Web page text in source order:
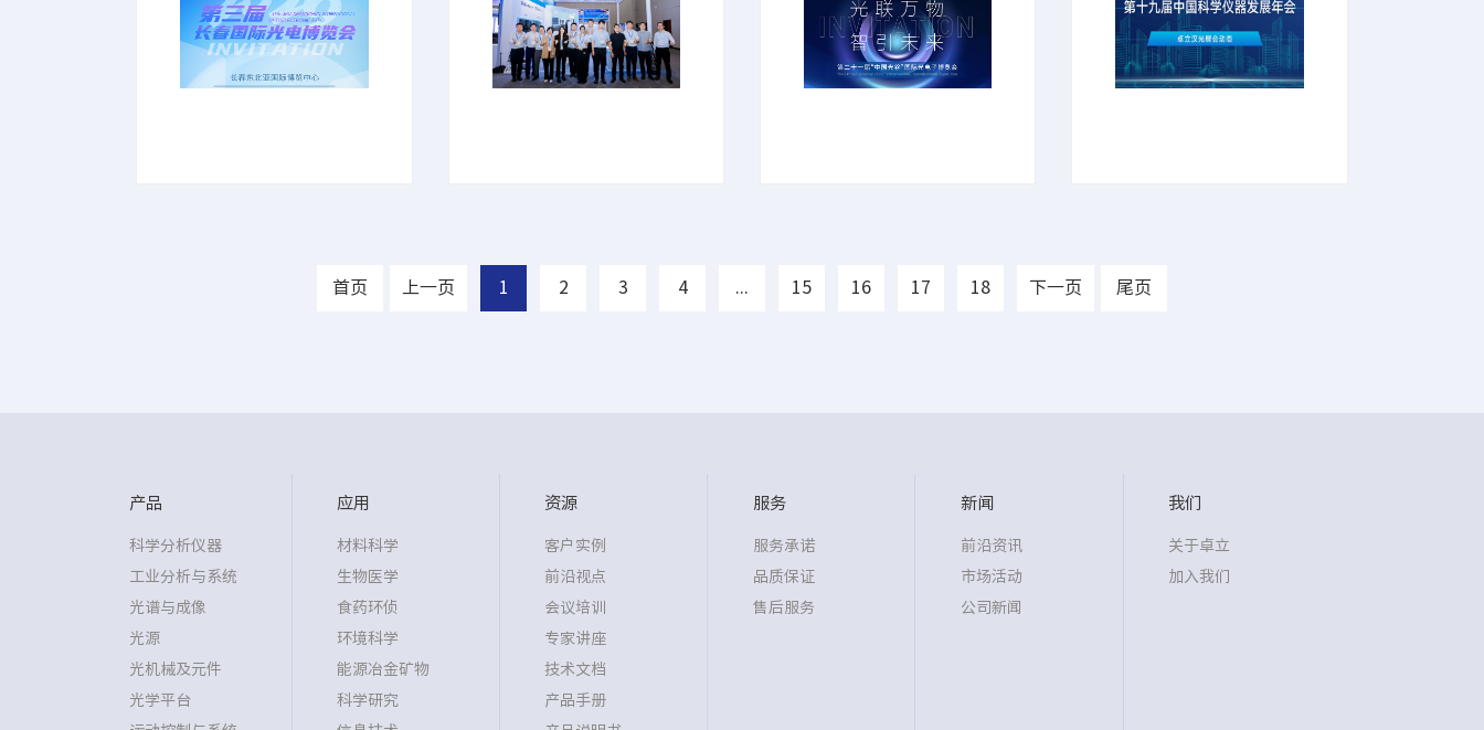
览会‌（2026长春光博
会）。本次展会，卓立汉光
携全系列核心产品参展，涵
盖光谱分析仪器、光谱与成
汉光博会）圆满落幕。本届
展会上，卓立汉光携多个系
列自研光电产品与解决方案
亮相，从精密光机到光谱成
谷” 国际光电子博览会
（武汉光博会）。本次展
会，我们携全系核心产品重
磅参展，涵盖光谱分析仪
学仪器发展年会 (ACCSI
2026) 将在北京朗丽兹西山
花园酒店盛大召开。卓立汉
光作为光谱分析仪器领域的
首页 上一页 1 2 3 4 15 16 17 18 下一页 尾页
产品
科学分析仪器
工业分析与系统
光谱与成像
光源
光机械及元件
光学平台
应用
材料科学
生物医学
食药环侦
环境科学
能源冶金矿物
科学研究
资源
客户实例
前沿视点
会议培训
专家讲座
技术文档
产品手册
服务
服务承诺
品质保证
售后服务
新闻
前沿资讯
市场活动
公司新闻
我们
关于卓立
加入我们